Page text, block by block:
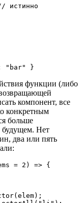
истинно
"bar" }
функции (либо
компонент, все
конкретным
больше
будущем. Нет
два или пять
= 2) => {